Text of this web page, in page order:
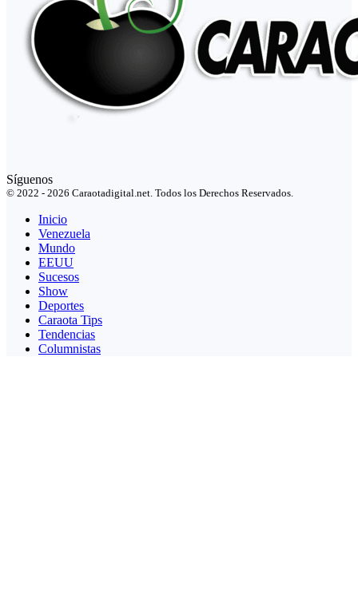
Síguenos
© 2022 - 2026 Caraotadigital.net. Todos los Derechos Reservados.
Inicio
Venezuela
Mundo
EEUU
Sucesos
Show
Deportes
Caraota Tips
Tendencias
Columnistas